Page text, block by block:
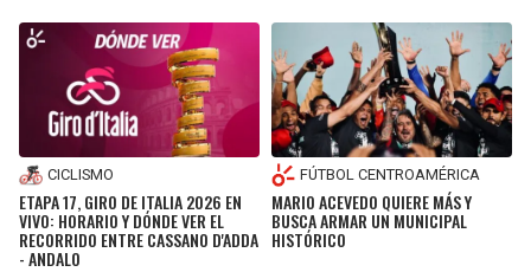
CICLISMO
ETAPA 17, GIRO DE ITALIA 2026 EN
VIVO: HORARIO Y DÓNDE VER EL
RECORRIDO ENTRE CASSANO D'ADDA
- ANDALO
FÚTBOL CENTROAMÉRICA
MARIO ACEVEDO QUIERE MÁS Y
BUSCA ARMAR UN MUNICIPAL
HISTÓRICO